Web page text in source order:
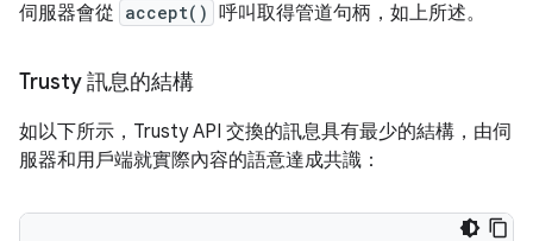
伺服器會從 accept() 呼叫取得管道句柄，如上所述。
Trusty 訊息的結構
如以下所示，Trusty API 交換的訊息具有最少的結構，由伺
服器和用戶端就實際內容的語意達成共識：